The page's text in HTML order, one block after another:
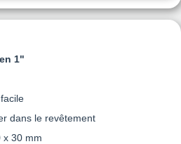
1"
dans le revêtement
x 30 mm